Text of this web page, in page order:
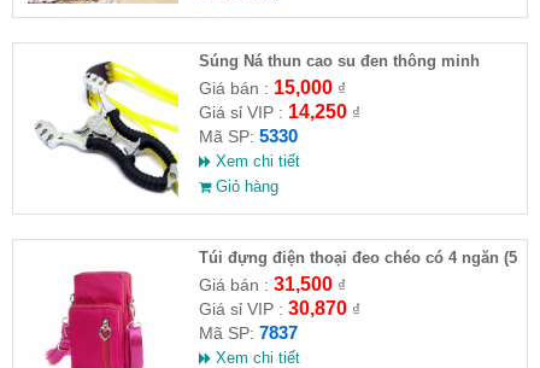
Súng Ná thun cao su đen thông minh
Giá bán : 15,000₫
Giá sỉ VIP : 14,250₫
Mã SP: 5330
Xem chi tiết
Giỏ hàng
Túi đựng điện thoại đeo chéo có 4 ngăn (5
màu)
Giá bán : 31,500₫
Giá sỉ VIP : 30,870₫
Mã SP: 7837
Xem chi tiết